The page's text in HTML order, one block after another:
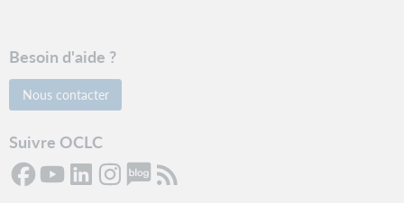
Besoin d'aide ?
Nous contacter
Suivre OCLC